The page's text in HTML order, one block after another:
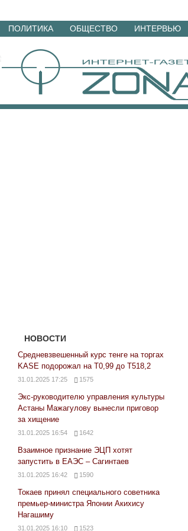
Перейти
материалам
ПОЛИТИКА ОБЩЕСТВО ИНТЕРВЬЮ
НОВОСТИ
Средневзвешенный курс тенге на торгах
KASE подорожал на Т0,99 до Т518,2
31.01.2025 17:25 1575
Экс-руководителю управления культуры
Астаны Мажагулову вынесли приговор
за хищение
31.01.2025 16:54 1642
Взаимное признание ЭЦП хотят
запустить в ЕАЭС – Сагинтаев
31.01.2025 16:42 1590
Токаев принял специального советника
премьер-министра Японии Акихису
Нагашиму
31.01.2025 16:10 1523